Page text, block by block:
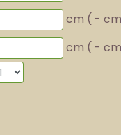
cm ( -
cm ( -